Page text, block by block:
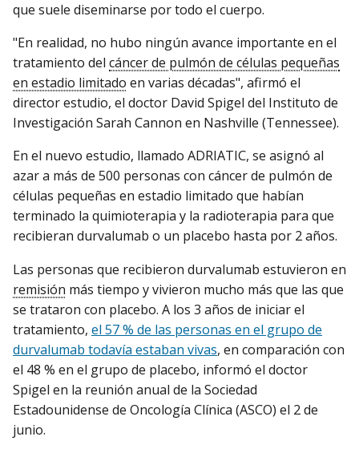
que suele diseminarse por todo el cuerpo.
"En realidad, no hubo ningún avance importante en el
tratamiento del cáncer de pulmón de células pequeñas
en estadio limitado en varias décadas", afirmó el
director estudio, el doctor David Spigel del Instituto de
Investigación Sarah Cannon en Nashville (Tennessee).
En el nuevo estudio, llamado ADRIATIC, se asignó al
azar a más de 500 personas con cáncer de pulmón de
células pequeñas en estadio limitado que habían
terminado la quimioterapia y la radioterapia para que
recibieran durvalumab o un placebo hasta por 2 años.
Las personas que recibieron durvalumab estuvieron en
remisión más tiempo y vivieron mucho más que las que
se trataron con placebo. A los 3 años de iniciar el
tratamiento, el 57 % de las personas en el grupo de
durvalumab todavía estaban vivas, en comparación con
el 48 % en el grupo de placebo, informó el doctor
Spigel en la reunión anual de la Sociedad
Estadounidense de Oncología Clínica (ASCO) el 2 de
junio.